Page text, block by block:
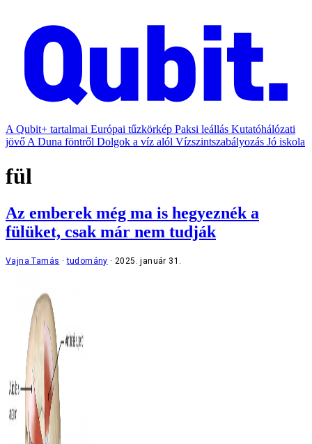
A Qubit+ tartalmai Európai tűzkörkép Paksi leállás Kutatóhálózati
jövő A Duna föntről Dolgok a víz alól Vízszintszabályozás Jó iskola
fül
Az emberek még ma is hegyeznék a
fülüket, csak már nem tudják
Vajna Tamás tudomány 2025. január 31.